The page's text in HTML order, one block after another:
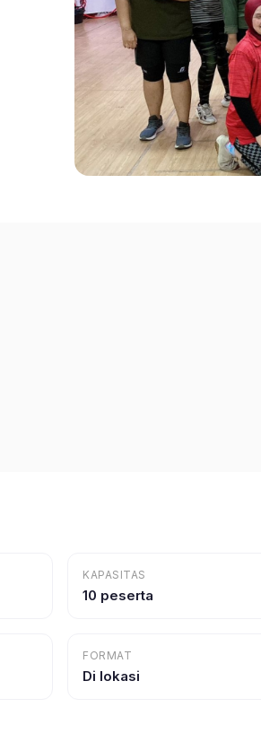
KAPASITAS
10 peserta
FORMAT
Di lokasi